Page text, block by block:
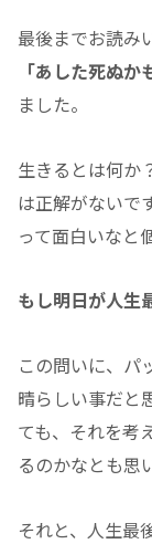
最後までお読み
「あした死ぬか
ました。
生きるとは何か
は正解がないで
って面白いなと
もし明日が人生
この問いに、パ
晴らしい事だと
ても、それを考
るのかなとも思
それと、人生最